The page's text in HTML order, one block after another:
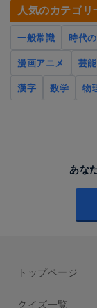
人気のカテゴリ
一般常識 時代
漫画アニメ
芸能
漢字
数学 物
あな
トップページ
クイズ一覧